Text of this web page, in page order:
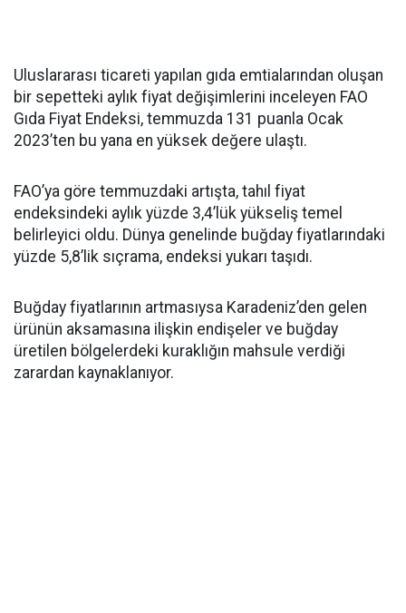
Uluslararası ticareti yapılan gıda emtialarından oluşan
bir sepetteki aylık fiyat değişimlerini inceleyen FAO
Gıda Fiyat Endeksi, temmuzda 131 puanla Ocak
2023’ten bu yana en yüksek değere ulaştı.
FAO’ya göre temmuzdaki artışta, tahıl fiyat
endeksindeki aylık yüzde 3,4’lük yükseliş temel
belirleyici oldu. Dünya genelinde buğday fiyatlarındaki
yüzde 5,8’lik sıçrama, endeksi yukarı taşıdı.
Buğday fiyatlarının artmasıysa Karadeniz’den gelen
ürünün aksamasına ilişkin endişeler ve buğday
üretilen bölgelerdeki kuraklığın mahsule verdiği
zarardan kaynaklanıyor.